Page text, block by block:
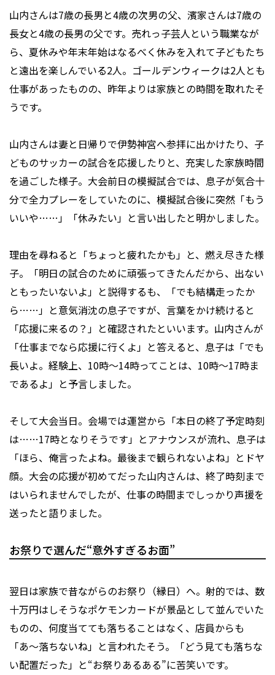
山内さんは7歳の長男と4歳の次男の父、濱家さんは7歳の
長女と4歳の長男の父です。売れっ子芸人という職業なが
ら、夏休みや年末年始はなるべく休みを入れて子どもたち
と遠出を楽しんでいる2人。ゴールデンウィークは2人とも
仕事があったものの、昨年よりは家族との時間を取れたそ
うです。
山内さんは妻と日帰りで伊勢神宮へ参拝に出かけたり、子
どものサッカーの試合を応援したりと、充実した家族時間
を過ごした様子。大会前日の模擬試合では、息子が気合十
分で全力プレーをしていたのに、模擬試合後に突然「もう
いいや……」「休みたい」と言い出したと明かしました。
理由を尋ねると「ちょっと疲れたかも」と、燃え尽きた様
子。「明日の試合のために頑張ってきたんだから、出ない
ともったいないよ」と説得するも、「でも結構走ったか
ら……」と意気消沈の息子ですが、言葉をかけ続けると
「応援に来るの？」と確認されたといいます。山内さんが
「仕事までなら応援に行くよ」と答えると、息子は「でも
長いよ。経験上、10時〜14時ってことは、10時〜17時ま
であるよ」と予言しました。
そして大会当日。会場では運営から「本日の終了予定時刻
は……17時となりそうです」とアナウンスが流れ、息子は
「ほら、俺言ったよね。最後まで観られないよね」とドヤ
顔。大会の応援が初めてだった山内さんは、終了時刻まで
はいられませんでしたが、仕事の時間までしっかり声援を
送ったと語りました。
お祭りで選んだ“意外すぎるお面”
翌日は家族で昔ながらのお祭り（縁日）へ。射的では、数
十万円はしそうなポケモンカードが景品として並んでいた
ものの、何度当てても落ちることはなく、店員からも
「あ〜落ちないね」と言われたそう。「どう見ても落ちな
い配置だった」と“お祭りあるある”に苦笑いです。